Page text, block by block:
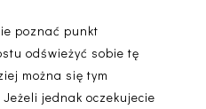
poznać punkt
odświeżyć sobie tę
można się tym
jednak oczekujecie